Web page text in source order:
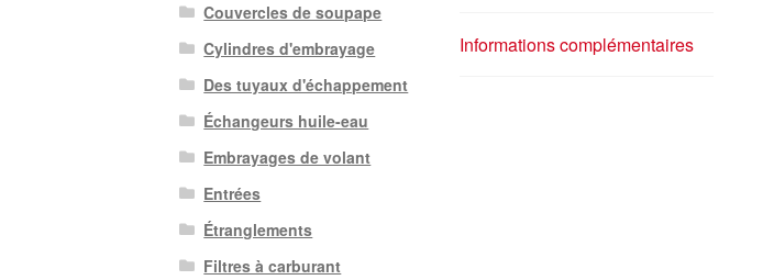
Informations complémentaires
Couvercles de soupape
Cylindres d'embrayage
Des tuyaux d'échappement
Échangeurs huile-eau
Embrayages de volant
Entrées
Étranglements
Filtres à carburant